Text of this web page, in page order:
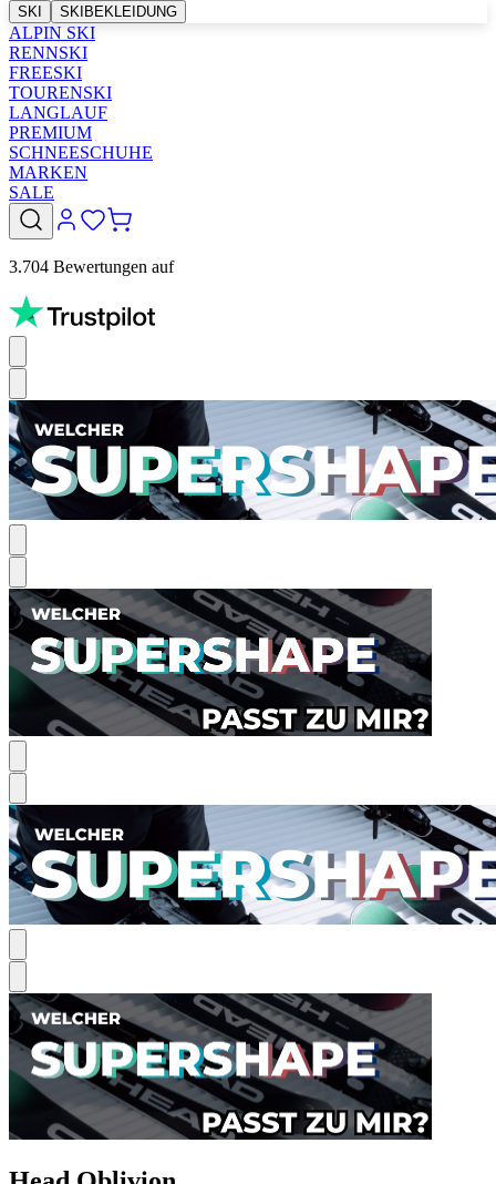
SKI SKIBEKLEIDUNG
ALPIN SKI
RENNSKI
FREESKI
TOURENSKI
LANGLAUF
PREMIUM
SCHNEESCHUHE
MARKEN
SALE
3.704 Bewertungen auf